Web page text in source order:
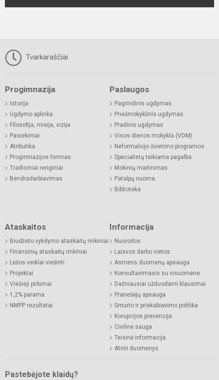
Tvarkaraščiai
Progimnazija
Istorija
Ugdymo aplinka
Filosofija, misija, vizija
Pasiekimai
Atributika
Progimnazijos himnas
Tradiciniai renginiai
Bendradarbiavimas
Paslaugos
Pagrindinis ugdymas
Priešmokyklinis ugdymas
Pradinis ugdymas
Visos dienos mokykla (VDM)
Neformaliojo švietimo programos
Specialistų teikiama pagalba
Mokinių maitinimas
Patalpų nuoma
Biblioteka
Ataskaitos
Biudžeto vykdymo ataskaitų rinkiniai
Finansinių ataskaitų rinkiniai
Lėšos veiklai viešinti
Projektai
Viešieji pirkimai
1,2% parama
NMPP rezultatai
Informacija
Nuorodos
Laisvos darbo vietos
Asmens duomenų apsauga
Konsultavimasis su visuomene
Dažniausiai užduodami klausimai
Pranešėjų apsauga
Smurto ir priekabiavimo politika
Korupcijos prevencija
Civilinė sauga
Teisinė informacija
Atviri duomenys
Pastebėjote klaidų?